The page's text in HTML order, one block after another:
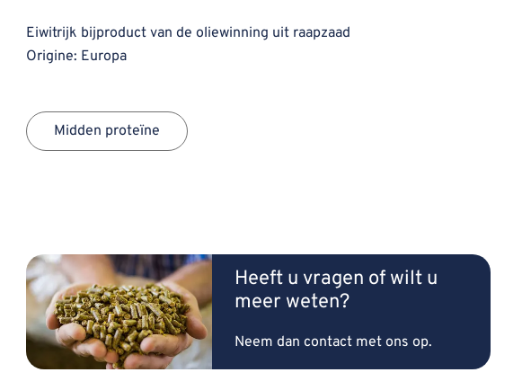
Eiwitrijk bijproduct van de oliewinning uit raapzaad
Origine: Europa
Midden proteïne
Heeft u vragen of wilt u
meer weten?
Neem dan contact met ons op.